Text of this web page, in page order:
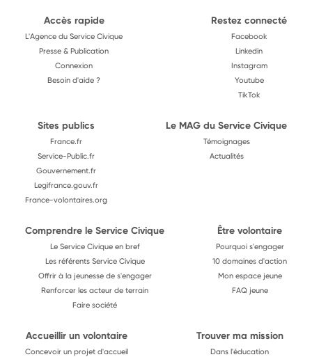
Accès rapide
L'Agence du Service Civique
Presse & Publication
Connexion
Besoin d'aide ?
Restez connecté
Facebook
Linkedin
Instagram
Youtube
TikTok
Sites publics
France.fr
Service-Public.fr
Gouvernement.fr
Legifrance.gouv.fr
France-volontaires.org
Le MAG du Service Civique
Témoignages
Actualités
Comprendre le Service Civique
Le Service Civique en bref
Les référents Service Civique
Offrir à la jeunesse de s'engager
Renforcer les acteur de terrain
Faire société
Être volontaire
Pourquoi s'engager
10 domaines d'action
Mon espace jeune
FAQ jeune
Accueillir un volontaire
Concevoir un projet d'accueil
Trouver ma mission
Dans l'éducation